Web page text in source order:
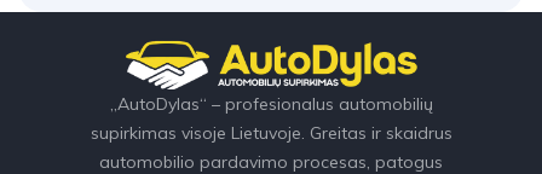
„AutoDylas“ – profesionalus automobilių
supirkimas visoje Lietuvoje. Greitas ir skaidrus
automobilio pardavimo procesas, patogus